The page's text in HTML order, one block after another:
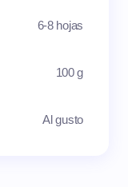
6-8 hojas
100 g
Al gusto